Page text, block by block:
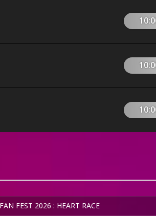
FEST 2026 : HEART RACE